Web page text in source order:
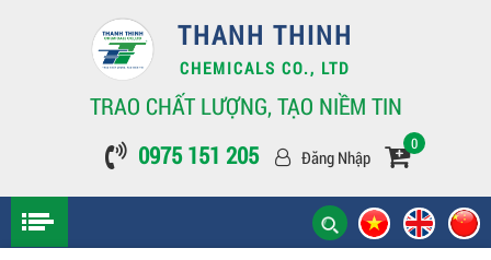
THANH THINH
CHEMICALS CO., LTD
TRAO CHẤT LƯỢNG, TẠO NIỀM TIN
0975 151 205
Đăng Nhập
0